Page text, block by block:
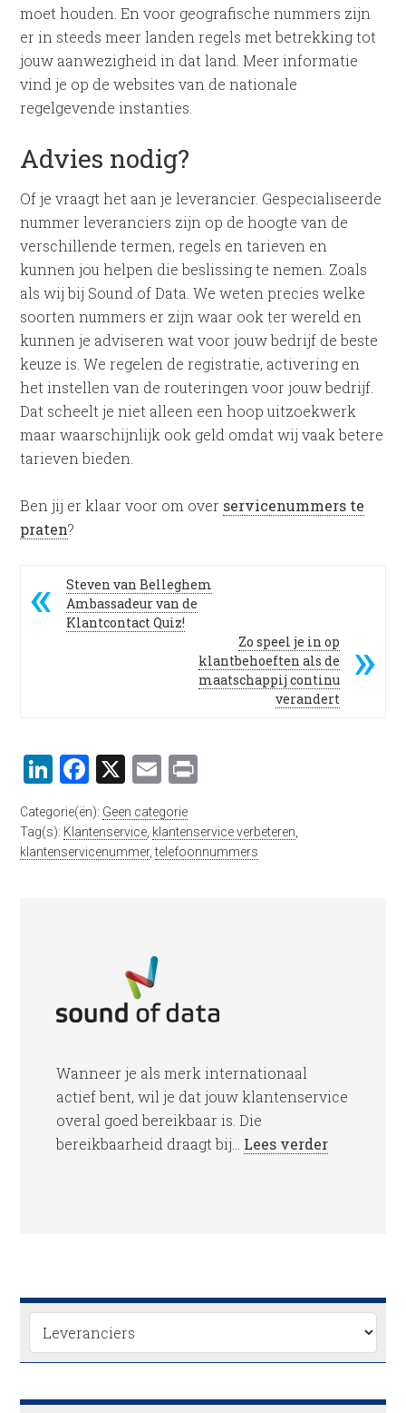
moet houden. En voor geografische nummers zijn
er in steeds meer landen regels met betrekking tot
jouw aanwezigheid in dat land. Meer informatie
vind je op de websites van de nationale
regelgevende instanties.
Advies nodig?
Of je vraagt het aan je leverancier. Gespecialiseerde
nummer leveranciers zijn op de hoogte van de
verschillende termen, regels en tarieven en
kunnen jou helpen die beslissing te nemen. Zoals
als wij bij Sound of Data. We weten precies welke
soorten nummers er zijn waar ook ter wereld en
kunnen je adviseren wat voor jouw bedrijf de beste
keuze is. We regelen de registratie, activering en
het instellen van de routeringen voor jouw bedrijf.
Dat scheelt je niet alleen een hoop uitzoekwerk
maar waarschijnlijk ook geld omdat wij vaak betere
tarieven bieden.
Ben jij er klaar voor om over servicenummers te
praten?
Steven van Belleghem
Ambassadeur van de
Klantcontact Quiz!
Zo speel je in op
klantbehoeften als de
maatschappij continu
verandert
LinkedIn
Facebook
X Email
Categorie(ën): Geen categorie
Tag(s): Klantenservice, klantenservice verbeteren,
klantenservicenummer,telefoonnummers
Wanneer je als merk internationaal
actief bent, wil je dat jouw klantenservice
overal goed bereikbaar is. Die
bereikbaarheid draagt bij... Lees verder